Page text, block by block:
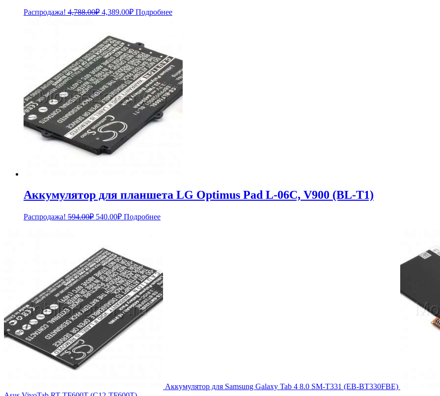
Распродажа! 4,788.00₽ Первоначальная
4,788.00₽.
4,389.00₽Текущая
цена:
Подробнее
Аккумулятор для планшета LG Optimus Pad L-06C, V900 (BL-T1)
Распродажа! 594.00₽ Первоначальная
540.00₽Текущая
Подробнее
Аккумулятор для Samsung Galaxy Tab 4 8.0 SM-T331 (EB-BT330FBE)